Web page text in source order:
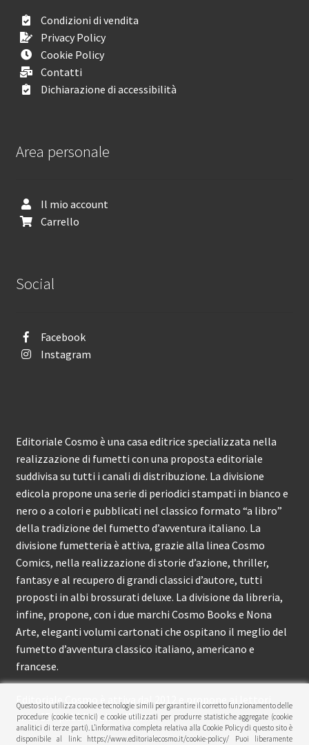
Condizioni di vendita
Privacy Policy
Cookie Policy
Contatti
Dichiarazione di accessibilità
Area personale
Il mio account
Carrello
Social
Facebook
Instagram
Editoriale Cosmo è una casa editrice specializzata nella
realizzazione di fumetti con una proposta editoriale
suddivisa su tutti i canali di distribuzione. La divisione
edicola propone una serie di periodici stampati in bianco e
nero o a colori e pubblicati nel classico formato “a libro”
della tradizione del fumetto d’avventura italiano. La
divisione fumetteria è attiva, grazie alla linea Cosmo
Comics, nella realizzazione di storie d’azione, thriller,
fantasy e al recupero di grandi classici d’autore, tutti
proposti in albi brossurati deluxe. La divisione da libreria,
infine, propone, con i due marchi Cosmo Books e Nona
Arte, eleganti volumi cartonati che ospitano il meglio del
fumetto d’avventura classico italiano, americano e
francese.
Editoriale Cosmo è attiva dal 2012 e propone ai lettori
circa 150 pubblicazioni l’anno.
Questo sito utilizza cookie e tecnologie simili per garantire il corretto funzionamento delle
procedure (cookie tecnici) e cookie utilizzati per produrre statistiche aggregate (cookie
analitici di terze parti). L’informativa completa relativa alla Cookie Policy di questo sito è
disponibile al link: https://www.editorialecosmo.it/cookie-policy/ Puoi liberamente